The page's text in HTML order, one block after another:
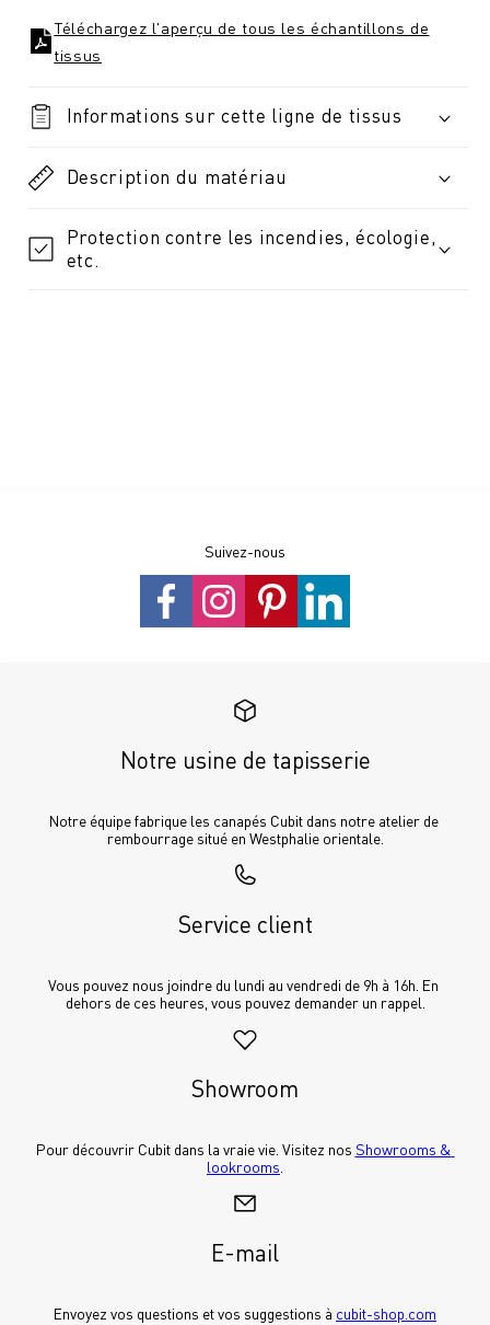
Téléchargez l'aperçu de tous les échantillons de
tissus
Informations sur cette ligne de tissus
Description du matériau
Protection contre les incendies, écologie,
etc.
Suivez-nous
Notre usine de tapisserie
Notre équipe fabrique les canapés Cubit dans notre atelier de
rembourrage situé en Westphalie orientale.
Service client
Vous pouvez nous joindre du lundi au vendredi de 9h à 16h. En
dehors de ces heures, vous pouvez demander un rappel.
Showroom
Pour découvrir Cubit dans la vraie vie. Visitez nos Showrooms &
lookrooms
E-mail
Envoyez vos questions et vos suggestions à cubit-shop.com